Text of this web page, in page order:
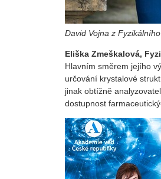
David Vojna z
Eliška Zmeškalová,
Hlavním směrem jejího
určování krystalové
jinak obtížně
dostupnost